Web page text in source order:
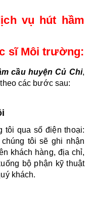
vụ hút hầm
sĩ Môi trường:
cầu huyện Củ Chi,
các bước sau:
tôi sẽ ghi nhận
khách hàng, địa chỉ,
bộ phận kỹ thuật
khách.